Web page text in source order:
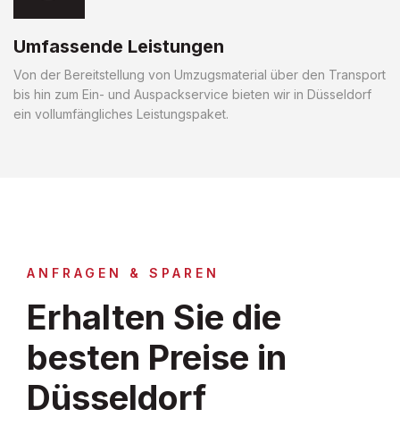
Umfassende Leistungen
Von der Bereitstellung von Umzugsmaterial über den Transport
bis hin zum Ein- und Auspackservice bieten wir in Düsseldorf
ein vollumfängliches Leistungspaket.
ANFRAGEN & SPAREN
Erhalten Sie die
besten Preise in
Düsseldorf